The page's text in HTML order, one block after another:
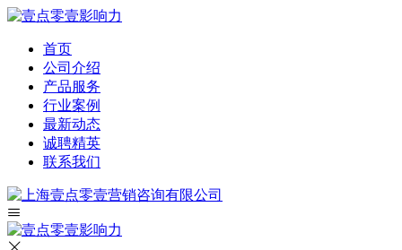
首页
公司介绍
产品服务
行业案例
最新动态
诚聘精英
联系我们